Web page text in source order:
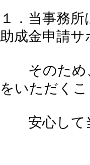
１．当事務
助成金申請
そのため、
をいただく
安心して当